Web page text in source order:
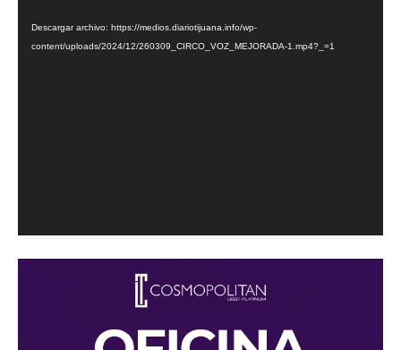
Descargar archivo: https://medios.diariotijuana.info/wp-
content/uploads/2024/12/260309_CIRCO_VOZ_MEJORADA-1.mp4?_=1